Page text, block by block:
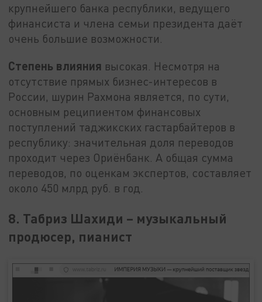
крупнейшего банка республики, ведущего
финансиста и члена семьи президента даёт
очень большие возможности.
Степень влияния высокая. Несмотря на
отсутствие прямых бизнес-интересов в
России, шурин Рахмона является, по сути,
основным реципиентом финансовых
поступлений таджикских гастарбайтеров в
республику: значительная доля переводов
проходит через Ориёнбанк. А общая сумма
переводов, по оценкам экспертов, составляет
около 450 млрд руб. в год.
8. Табриз Шахиди – музыкальный
продюсер, пианист